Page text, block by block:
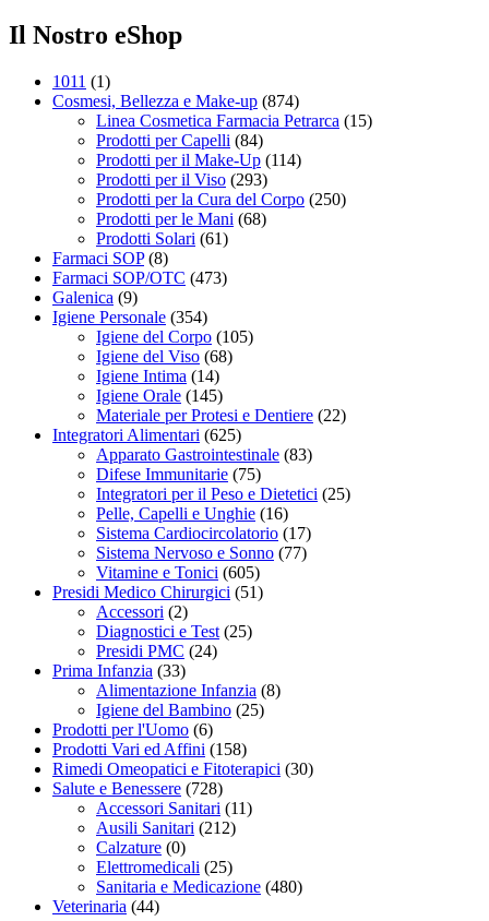
Il Nostro eShop
1011 (1)
Cosmesi, Bellezza e Make-up (874)
Linea Cosmetica Farmacia Petrarca (15)
Prodotti per Capelli (84)
Prodotti per il Make-Up (114)
Prodotti per il Viso (293)
Prodotti per la Cura del Corpo (250)
Prodotti per le Mani (68)
Prodotti Solari (61)
Farmaci SOP (8)
Farmaci SOP/OTC (473)
Galenica (9)
Igiene Personale (354)
Igiene del Corpo (105)
Igiene del Viso (68)
Igiene Intima (14)
Igiene Orale (145)
Materiale per Protesi e Dentiere (22)
Integratori Alimentari (625)
Apparato Gastrointestinale (83)
Difese Immunitarie (75)
Integratori per il Peso e Dietetici (25)
Pelle, Capelli e Unghie (16)
Sistema Cardiocircolatorio (17)
Sistema Nervoso e Sonno (77)
Vitamine e Tonici (605)
Presidi Medico Chirurgici (51)
Accessori (2)
Diagnostici e Test (25)
Presidi PMC (24)
Prima Infanzia (33)
Alimentazione Infanzia (8)
Igiene del Bambino (25)
Prodotti per l'Uomo (6)
Prodotti Vari ed Affini (158)
Rimedi Omeopatici e Fitoterapici (30)
Salute e Benessere (728)
Accessori Sanitari (11)
Ausili Sanitari (212)
Calzature (0)
Elettromedicali (25)
Sanitaria e Medicazione (480)
Veterinaria (44)